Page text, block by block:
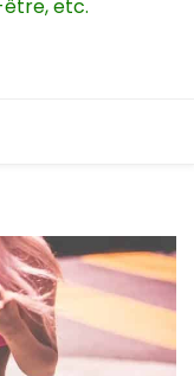
être, etc.